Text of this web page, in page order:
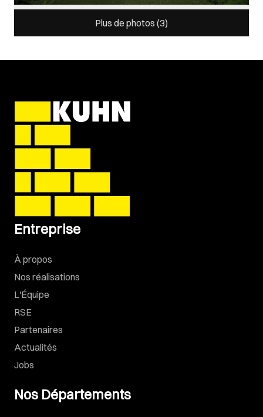
Plus de photos (3)
Entreprise
À propos
Nos réalisations
L'Équipe
RSE
Partenaires
Actualités
Jobs
Nos Départements